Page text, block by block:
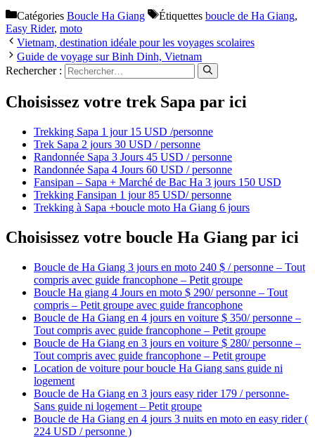
Catégories Boucle Ha Giang Étiquettes boucle de Ha Giang,
Easy Rider, moto
Vietnam, destination idéale pour les voyages scolaires
Guide de voyage sur Binh Dinh, Vietnam
Rechercher :
Choisissez votre trek Sapa par ici
Trekking Sapa 1 jour 15 USD /personne
Trek Sapa 2 jours 30 USD / personne
Randonnée Sapa 3 Jours 45 USD / personne
Randonnée Sapa 4 Jours 60 USD / personne
Fansipan – Sapa + Marché de Bac Ha 3 jours 150 USD
Trekking Fansipan 1 jour 85 USD/ personne
Trekking à Sapa +boucle moto Ha Giang 6 jours
Choisissez votre boucle Ha Giang par ici
Boucle de Ha Giang 3 jours en moto 240 $ / personne – Tout
compris avec guide francophone – Petit groupe
Boucle Ha giang 4 Jours en moto $ 290/ personne – Tout
compris – Petit groupe avec guide francophone
Boucle de Ha Giang en 4 jours en voiture $ 350/ personne –
Tout compris avec guide francophone – Petit groupe
Boucle de Ha Giang en 3 jours en voiture $ 280/ personne –
Tout compris avec guide francophone – Petit groupe
Location de voiture pour boucle Ha Giang sans guide ni
logement
Boucle de Ha Giang en 3 jours easy rider 179 / personne-
Sans guide ni logement – Petit groupe
Boucle de Ha Giang en 4 jours 3 nuits en moto en easy rider (
224 USD / personne )